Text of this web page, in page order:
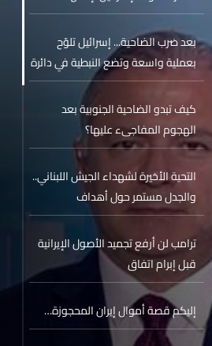
وصفها بالجراحية
بعد ضرب الضاحية... إسرائيل تلوّح
بعملية واسعة وتضع النبطية في دائرة
الاستهداف
كيف تبدو الضاحية الجنوبية بعد
الهجوم المفاجىء عليها؟
التحية الأخيرة لشهداء الجيش اللبناني..
والجدل مستمر حول أهداف
الاستهداف الاسرائيلي
ترامب لن أرفع تجميد الأصول الإيرانية
قبل إبرام اتفاق
إليكم قصة أموال إيران المحجوزة…